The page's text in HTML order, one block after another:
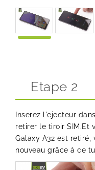
Etape 2
Inserez l'ejecteur
retirer le tiroir SIM.Et
Galaxy A32 est
nouveau grâce à ce